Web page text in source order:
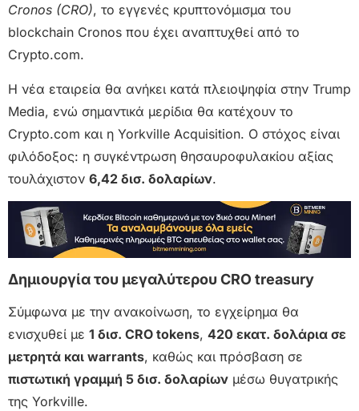
Cronos (CRO), το εγγενές κρυπτονόμισμα του
blockchain Cronos που έχει αναπτυχθεί από το
Crypto.com.
Η νέα εταιρεία θα ανήκει κατά πλειοψηφία στην Trump
Media, ενώ σημαντικά μερίδια θα κατέχουν το
Crypto.com και η Yorkville Acquisition. Ο στόχος είναι
φιλόδοξος: η συγκέντρωση θησαυροφυλακίου αξίας
τουλάχιστον 6,42 δισ. δολαρίων.
Δημιουργία του μεγαλύτερου CRO treasury
Σύμφωνα με την ανακοίνωση, το εγχείρημα θα
ενισχυθεί με 1 δισ. CRO tokens, 420 εκατ. δολάρια σε
μετρητά και warrants, καθώς και πρόσβαση σε
πιστωτική γραμμή 5 δισ. δολαρίων μέσω θυγατρικής
της Yorkville.